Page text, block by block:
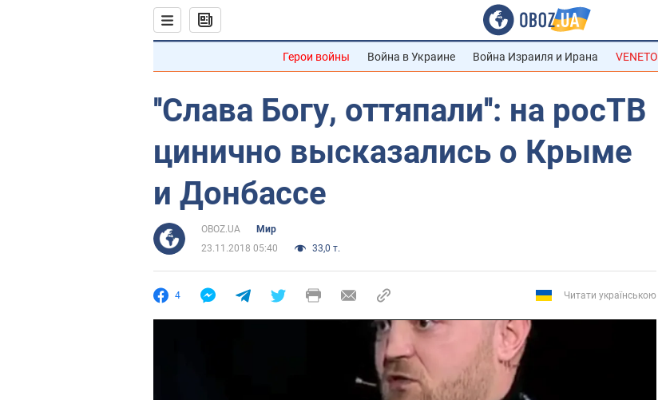
Герои войны Война в Украине Война Израиля и Ирана VENETO
''Слава Богу, оттяпали'': на росТВ
цинично высказались о Крыме
и Донбассе
OBOZ.UA
Мир
23.11.2018 05:40
33,0 т.
4 Читати українською